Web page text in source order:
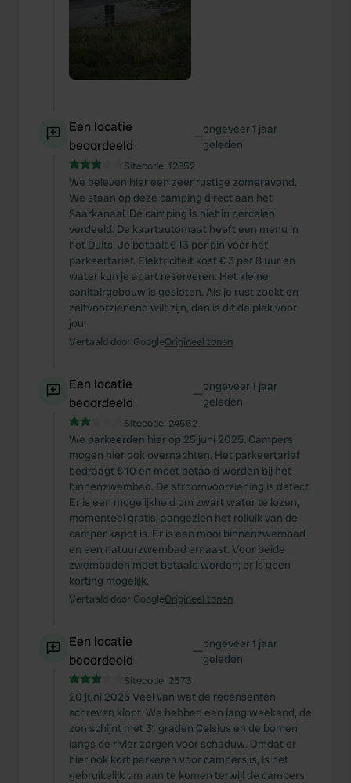
may combine it with other information that you’ve
Een locatie
beoordeeld
—ongeveer 1 jaar
geleden
Sitecode: 12852
We beleven hier een zeer rustige zomeravond.
We staan op deze camping direct aan het
Saarkanaal. De camping is niet in percelen
verdeeld. De kaartautomaat heeft een menu in
het Duits. Je betaalt € 13 per pin voor het
parkeertarief. Elektriciteit kost € 3 per 8 uur en
water kun je apart reserveren. Het kleine
sanitairgebouw is gesloten. Als je rust zoekt en
zelfvoorzienend wilt zijn, dan is dit de plek voor
jou.
Vertaald door GoogleOrigineel tonen
Een locatie
beoordeeld
—ongeveer 1 jaar
geleden
Sitecode: 24552
We parkeerden hier op 25 juni 2025. Campers
mogen hier ook overnachten. Het parkeertarief
bedraagt € 10 en moet betaald worden bij het
binnenzwembad. De stroomvoorziening is defect.
Er is een mogelijkheid om zwart water te lozen,
momenteel gratis, aangezien het rolluik van de
camper kapot is. Er is een mooi binnenzwembad
en een natuurzwembad ernaast. Voor beide
zwembaden moet betaald worden; er is geen
korting mogelijk.
Vertaald door GoogleOrigineel tonen
Een locatie
beoordeeld
—ongeveer 1 jaar
geleden
Sitecode: 2573
20 juni 2025 Veel van wat de recensenten
schreven klopt. We hebben een lang weekend, de
zon schijnt met 31 graden Celsius en de bomen
langs de rivier zorgen voor schaduw. Omdat er
hier ook kort parkeren voor campers is, is het
gebruikelijk om aan te komen terwijl de campers